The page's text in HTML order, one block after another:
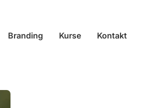
Branding Kurse Kontakt